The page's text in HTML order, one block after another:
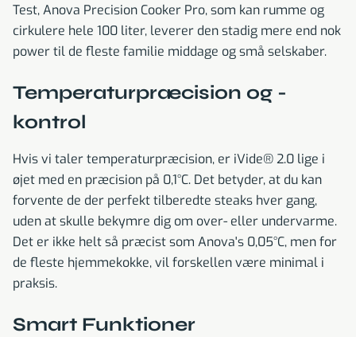
Test, Anova Precision Cooker Pro, som kan rumme og
cirkulere hele 100 liter, leverer den stadig mere end nok
power til de fleste familie middage og små selskaber.
Temperaturpræcision og -
kontrol
Hvis vi taler temperaturpræcision, er iVide® 2.0 lige i
øjet med en præcision på 0,1°C. Det betyder, at du kan
forvente de der perfekt tilberedte steaks hver gang,
uden at skulle bekymre dig om over- eller undervarme.
Det er ikke helt så præcist som Anova's 0,05°C, men for
de fleste hjemmekokke, vil forskellen være minimal i
praksis.
Smart Funktioner